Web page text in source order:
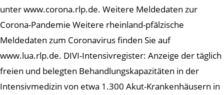
unter www.corona.rlp.de. Weitere Meldedaten zur
Corona-Pandemie Weitere rheinland-pfälzische
Meldedaten zum Coronavirus finden Sie auf
www.lua.rlp.de. DIVI-Intensivregister: Anzeige der täglich
freien und belegten Behandlungskapazitäten in der
Intensivmedizin von etwa 1.300 Akut-Krankenhäusern in